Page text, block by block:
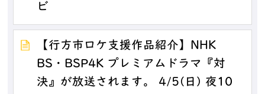
ビ
【行方市ロケ支援作品紹介】NHK
BS・BSP4K プレミアムドラマ『対
決』が放送されます。 4/5(日) 夜10